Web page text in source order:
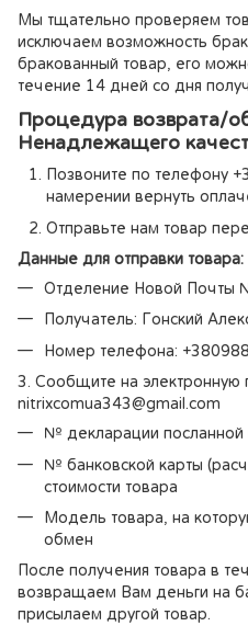
Мы тщательно проверяем
исключаем возможность
бракованный товар, его
течение 14 дней со дня
Процедура возврата/
Ненадлежащего
Позвоните по телефону
намерении вернуть
Отправьте нам товар
Данные для отправки товара:
Отделение Новой Почты
Получатель: Гонский
Номер телефона:
3. Сообщите на электронную
nitrixcomua343@gmail.com
№ декларации посланной
№ банковской карты
стоимости товара
Модель товара, на
обмен
После получения товара в
возвращаем Вам деньги на
присылаем другой товар.